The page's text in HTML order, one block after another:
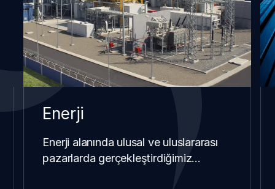
Enerji
Enerji alanında ulusal ve uluslararası
pazarlarda gerçekleştirdiğimiz…